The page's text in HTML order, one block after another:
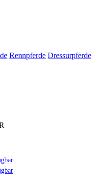
Rennpferde Dressurpferde